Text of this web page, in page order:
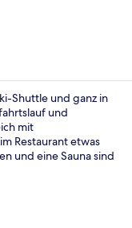
Shuttle und ganz in
und
mit
Restaurant etwas
und eine Sauna sind